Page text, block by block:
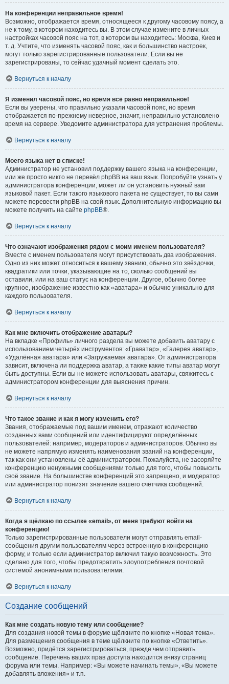
На конференции неправильное время!
Возможно, отображается время, относящееся к другому часовому поясу, а
не к тому, в котором находитесь вы. В этом случае измените в личных
настройках часовой пояс на тот, в котором вы находитесь: Москва, Киев и
т. д. Учтите, что изменять часовой пояс, как и большинство настроек,
могут только зарегистрированные пользователи. Если вы не
зарегистрированы, то сейчас удачный момент сделать это.
Вернуться к началу
Я изменил часовой пояс, но время всё равно неправильное!
Если вы уверены, что правильно указали часовой пояс, но время
отображается по-прежнему неверное, значит, неправильно установлено
время на сервере. Уведомите администратора для устранения проблемы.
Вернуться к началу
Моего языка нет в списке!
Администратор не установил поддержку вашего языка на конференции,
или же просто никто не перевёл phpBB на ваш язык. Попробуйте узнать у
администратора конференции, может ли он установить нужный вам
языковой пакет. Если такого языкового пакета не существует, то вы сами
можете перевести phpBB на свой язык. Дополнительную информацию вы
можете получить на сайте phpBB®.
Вернуться к началу
Что означают изображения рядом с моим именем пользователя?
Вместе с именем пользователя могут присутствовать два изображения.
Одно из них может относиться к вашему званию, обычно это звёздочки,
квадратики или точки, указывающие на то, сколько сообщений вы
оставили, или на ваш статус на конференции. Другое, обычно более
крупное, изображение известно как «аватара» и обычно уникально для
каждого пользователя.
Вернуться к началу
Как мне включить отображение аватары?
На вкладке «Профиль» личного раздела вы можете добавить аватару с
использованием четырёх инструментов: «Граватар», «Галерея аватар»,
«Удалённая аватара» или «Загружаемая аватара». От администратора
зависит, включена ли поддержка аватар, а также какие типы аватар могут
быть доступны. Если вы не можете использовать аватары, свяжитесь с
администратором конференции для выяснения причин.
Вернуться к началу
Что такое звание и как я могу изменить его?
Звания, отображаемые под вашим именем, отражают количество
созданных вами сообщений или идентифицируют определённых
пользователей: например, модераторов и администраторов. Обычно вы
не можете напрямую изменять наименования званий на конференции,
так как они установлены её администратором. Пожалуйста, не засоряйте
конференцию ненужными сообщениями только для того, чтобы повысить
своё звание. На большинстве конференций это запрещено, и модератор
или администратор понизят значение вашего счётчика сообщений.
Вернуться к началу
Когда я щёлкаю по ссылке «email», от меня требуют войти на
конференцию!
Только зарегистрированные пользователи могут отправлять email-
сообщения другим пользователям через встроенную в конференцию
форму, и только если администратор включил такую возможность. Это
сделано для того, чтобы предотвратить злоупотребления почтовой
системой анонимными пользователями.
Вернуться к началу
Создание сообщений
Как мне создать новую тему или сообщение?
Для создания новой темы в форуме щёлкните по кнопке «Новая тема».
Для размещения сообщения в теме щёлкните по кнопке «Ответить».
Возможно, придётся зарегистрироваться, прежде чем отправить
сообщение. Перечень ваших прав доступа находится внизу страниц
форума или темы. Например: «Вы можете начинать темы», «Вы можете
добавлять вложения» и т.п.